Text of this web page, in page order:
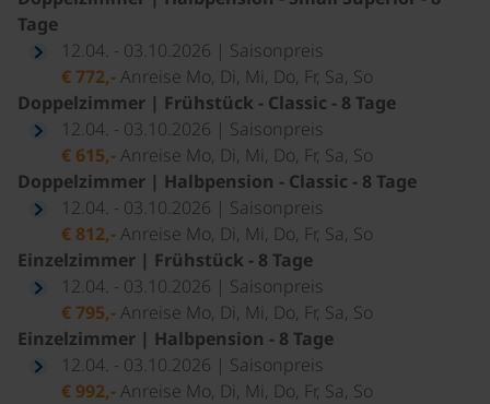
Tage
12.04. - 03.10.2026 | Saisonpreis
€ 772,-Anreise Mo, Di, Mi, Do, Fr, Sa, So
Doppelzimmer | Frühstück - Classic - 8 Tage
12.04. - 03.10.2026 | Saisonpreis
€ 615,-Anreise Mo, Di, Mi, Do, Fr, Sa, So
Doppelzimmer | Halbpension - Classic - 8 Tage
12.04. - 03.10.2026 | Saisonpreis
€ 812,-Anreise Mo, Di, Mi, Do, Fr, Sa, So
Einzelzimmer | Frühstück - 8 Tage
12.04. - 03.10.2026 | Saisonpreis
€ 795,-Anreise Mo, Di, Mi, Do, Fr, Sa, So
Einzelzimmer | Halbpension - 8 Tage
12.04. - 03.10.2026 | Saisonpreis
€ 992,-Anreise Mo, Di, Mi, Do, Fr, Sa, So